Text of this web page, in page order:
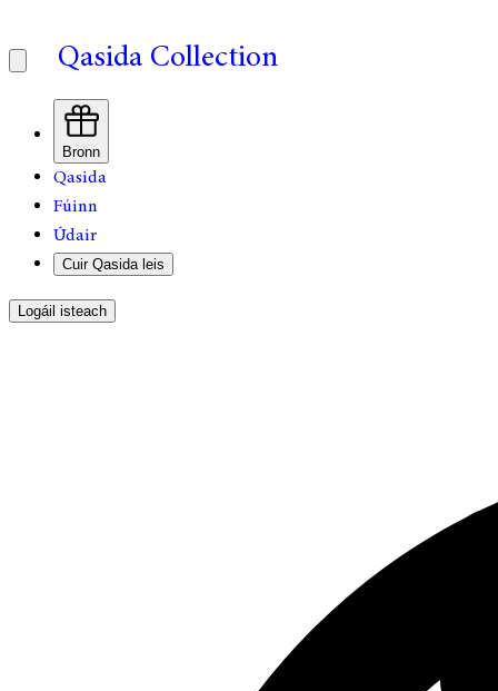
Qasida Collection
Bronn
Qasida
Fúinn
Údair
Cuir Qasida leis
Logáil isteach